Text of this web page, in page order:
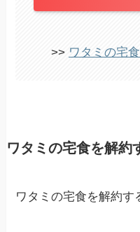
>> ワタミの宅
ワタミの宅食を解約
ワタミの宅食を解約す